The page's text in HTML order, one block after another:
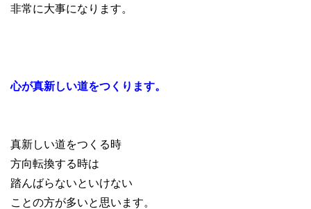
非常に大事になります。
心が真新しい道をつくります。
真新しい道をつくる時
方向転換する時は
踏んばらないといけない
ことの方が多いと思います。